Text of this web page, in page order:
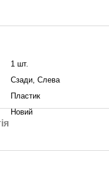
1 шт.
Сзади, Слева
Пластик
Новий